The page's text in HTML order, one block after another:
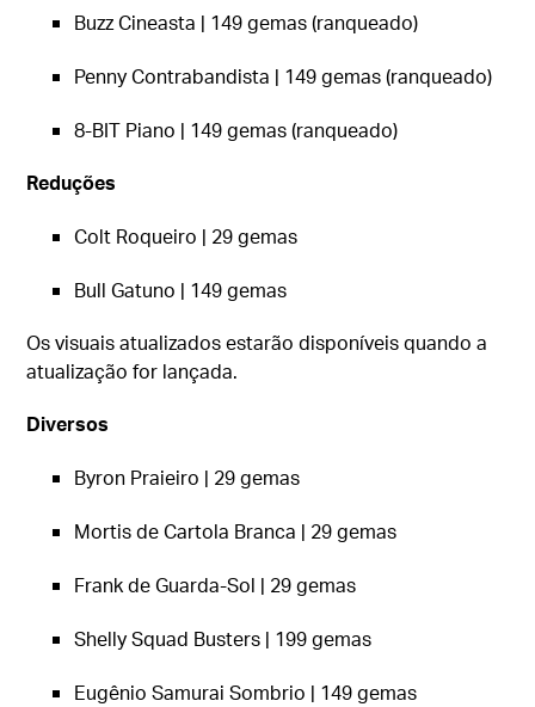
Buzz Cineasta | 149 gemas (ranqueado)
Penny Contrabandista | 149 gemas (ranqueado)
8-BIT Piano | 149 gemas (ranqueado)
Reduções
Colt Roqueiro | 29 gemas
Bull Gatuno | 149 gemas
Os visuais atualizados estarão disponíveis quando a
atualização for lançada.
Diversos
Byron Praieiro | 29 gemas
Mortis de Cartola Branca | 29 gemas
Frank de Guarda-Sol | 29 gemas
Shelly Squad Busters | 199 gemas
Eugênio Samurai Sombrio | 149 gemas